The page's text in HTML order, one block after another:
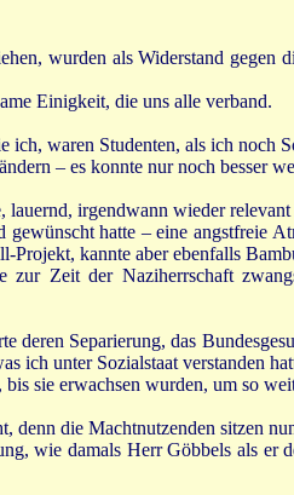
wurden als Widerstand gegen
Einigkeit, die uns alle verband.
waren Studenten, als ich noch
– es konnte nur noch besser
irgendwann wieder relevant
hatte – eine angstfreie
Projekt, kannte aber ebenfalls
Zeit der Naziherrschaft
Separierung, das
ich unter Sozialstaat verstanden
sie erwachsen wurden, um so
denn die Machtnutzenden sitzen
wie damals Herr Göbbels als er